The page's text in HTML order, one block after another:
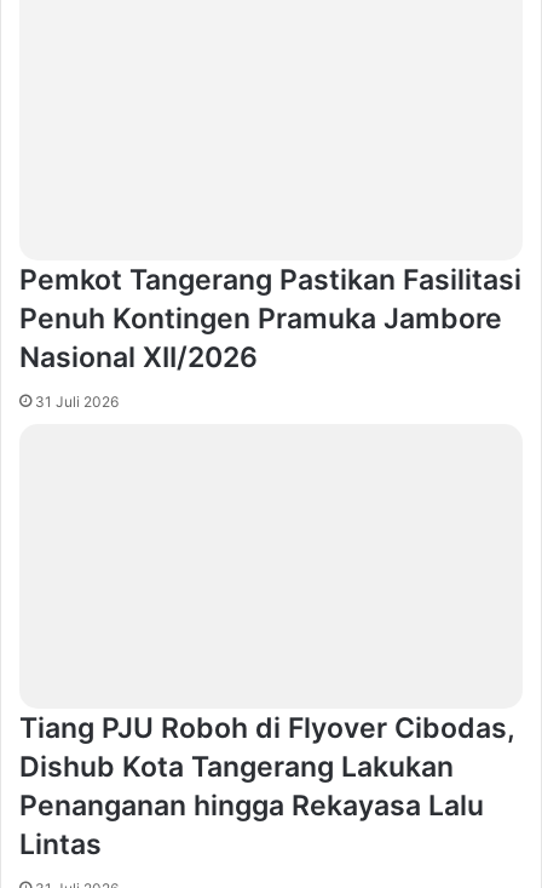
Pemkot Tangerang Pastikan Fasilitasi
Penuh Kontingen Pramuka Jambore
Nasional XII/2026
31 Juli 2026
Tiang PJU Roboh di Flyover Cibodas,
Dishub Kota Tangerang Lakukan
Penanganan hingga Rekayasa Lalu
Lintas